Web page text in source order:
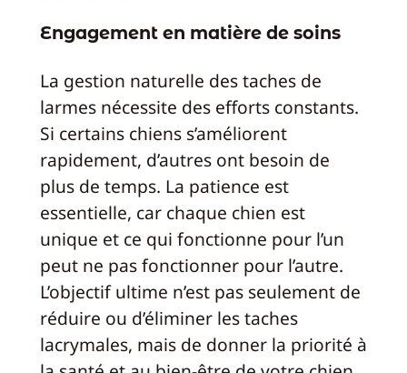
Engagement en matière de soins
La gestion naturelle des taches de
larmes nécessite des efforts constants.
Si certains chiens s’améliorent
rapidement, d’autres ont besoin de
plus de temps. La patience est
essentielle, car chaque chien est
unique et ce qui fonctionne pour l’un
peut ne pas fonctionner pour l’autre.
L’objectif ultime n’est pas seulement de
réduire ou d’éliminer les taches
lacrymales, mais de donner la priorité à